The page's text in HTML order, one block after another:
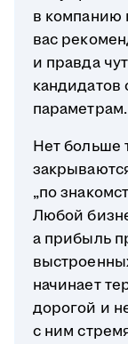
в компанию
вас
и правда
параметрам.
Нет больше
„по
Любой
а прибыль
начинает
дорогой и
с ним